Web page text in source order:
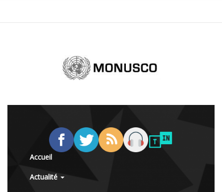
Accueil
Actualité